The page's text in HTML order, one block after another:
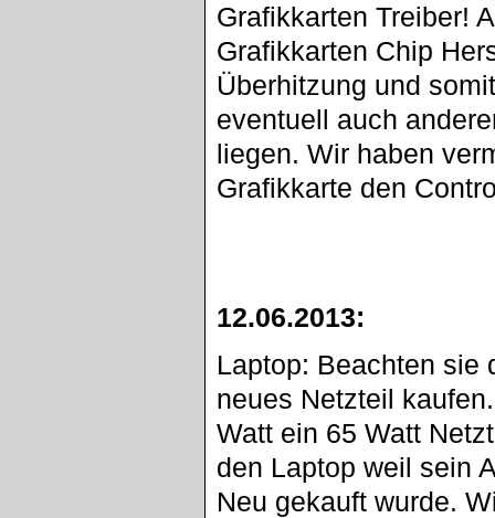
Grafikkarten Treiber!
Grafikkarten Chip
Überhitzung und
eventuell auch
liegen. Wir haben
Grafikkarte den
12.06.2013:
Laptop: Beachten sie
neues Netzteil
Watt ein 65 Watt
den Laptop weil sein
Neu gekauft wurde.